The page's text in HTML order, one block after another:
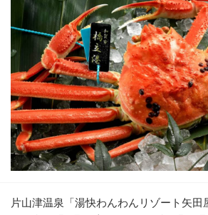
片山津温泉「湯快わんわんリゾート矢田